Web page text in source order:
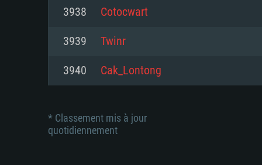
Disque dur: 23.1 Go (client
Disque dur: 62,2 Go (client
Connection: Connexion Internet
Disque dur: 62,2 Go (client
3938 Cotocwart
3939 Twinr
3940 Cak_Lontong
* Classement mis à jour
quotidiennement